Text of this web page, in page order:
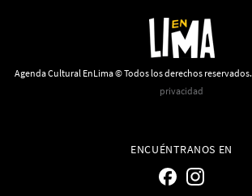
Reseña: Lienzos de Solobones
Marco Yanayaco ...
Agenda Cultural EnLima © Todos los derechos reservados.
privacidad
ENCUÉNTRANOS EN